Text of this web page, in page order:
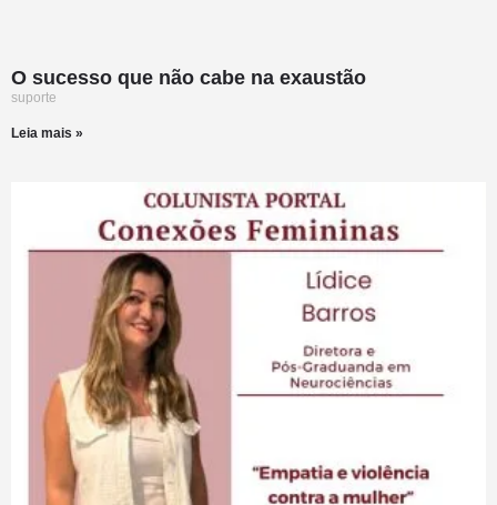
O sucesso que não cabe na exaustão
suporte
Leia mais »